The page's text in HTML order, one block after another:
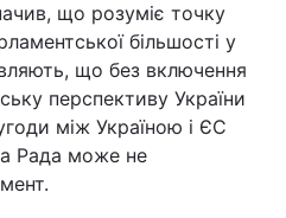
що розуміє точку
більшості у
що без включення
перспективу України
між Україною і ЄС
Рада може не